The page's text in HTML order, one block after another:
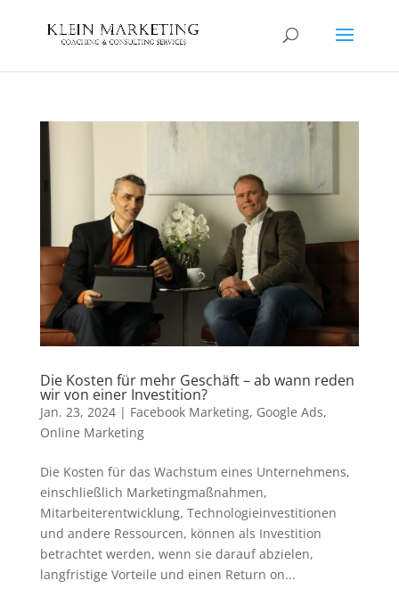
Die Kosten für mehr Geschäft – ab wann reden
wir von einer Investition?
Jan. 23, 2024| Facebook Marketing, Google Ads,
Online Marketing
Die Kosten für das Wachstum eines Unternehmens,
einschließlich Marketingmaßnahmen,
Mitarbeiterentwicklung, Technologieinvestitionen
und andere Ressourcen, können als Investition
betrachtet werden, wenn sie darauf abzielen,
langfristige Vorteile und einen Return on...